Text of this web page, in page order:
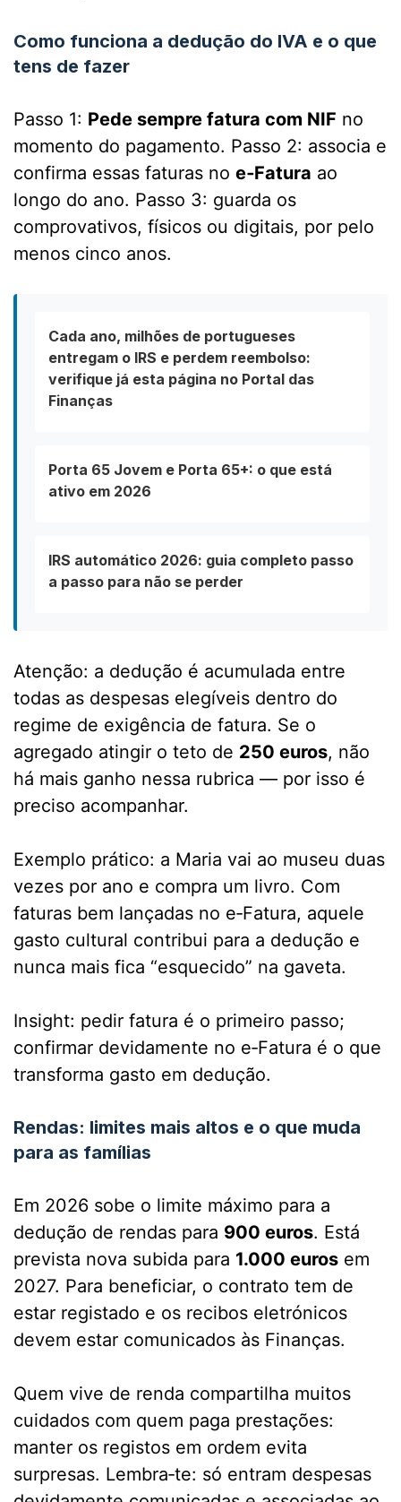
Como funciona a dedução do IVA e o que
tens de fazer
Passo 1: Pede sempre fatura com NIF no
momento do pagamento. Passo 2: associa e
confirma essas faturas no e‑Fatura ao
longo do ano. Passo 3: guarda os
comprovativos, físicos ou digitais, por pelo
menos cinco anos.
Cada ano, milhões de portugueses
entregam o IRS e perdem reembolso:
verifique já esta página no Portal das
Finanças
Porta 65 Jovem e Porta 65+: o que está
ativo em 2026
IRS automático 2026: guia completo passo
a passo para não se perder
Atenção: a dedução é acumulada entre
todas as despesas elegíveis dentro do
regime de exigência de fatura. Se o
agregado atingir o teto de 250 euros, não
há mais ganho nessa rubrica — por isso é
preciso acompanhar.
Exemplo prático: a Maria vai ao museu duas
vezes por ano e compra um livro. Com
faturas bem lançadas no e‑Fatura, aquele
gasto cultural contribui para a dedução e
nunca mais fica “esquecido” na gaveta.
Insight: pedir fatura é o primeiro passo;
confirmar devidamente no e‑Fatura é o que
transforma gasto em dedução.
Rendas: limites mais altos e o que muda
para as famílias
Em 2026 sobe o limite máximo para a
dedução de rendas para 900 euros. Está
prevista nova subida para 1.000 euros em
2027. Para beneficiar, o contrato tem de
estar registado e os recibos eletrónicos
devem estar comunicados às Finanças.
Quem vive de renda compartilha muitos
cuidados com quem paga prestações:
manter os registos em ordem evita
surpresas. Lembra‑te: só entram despesas